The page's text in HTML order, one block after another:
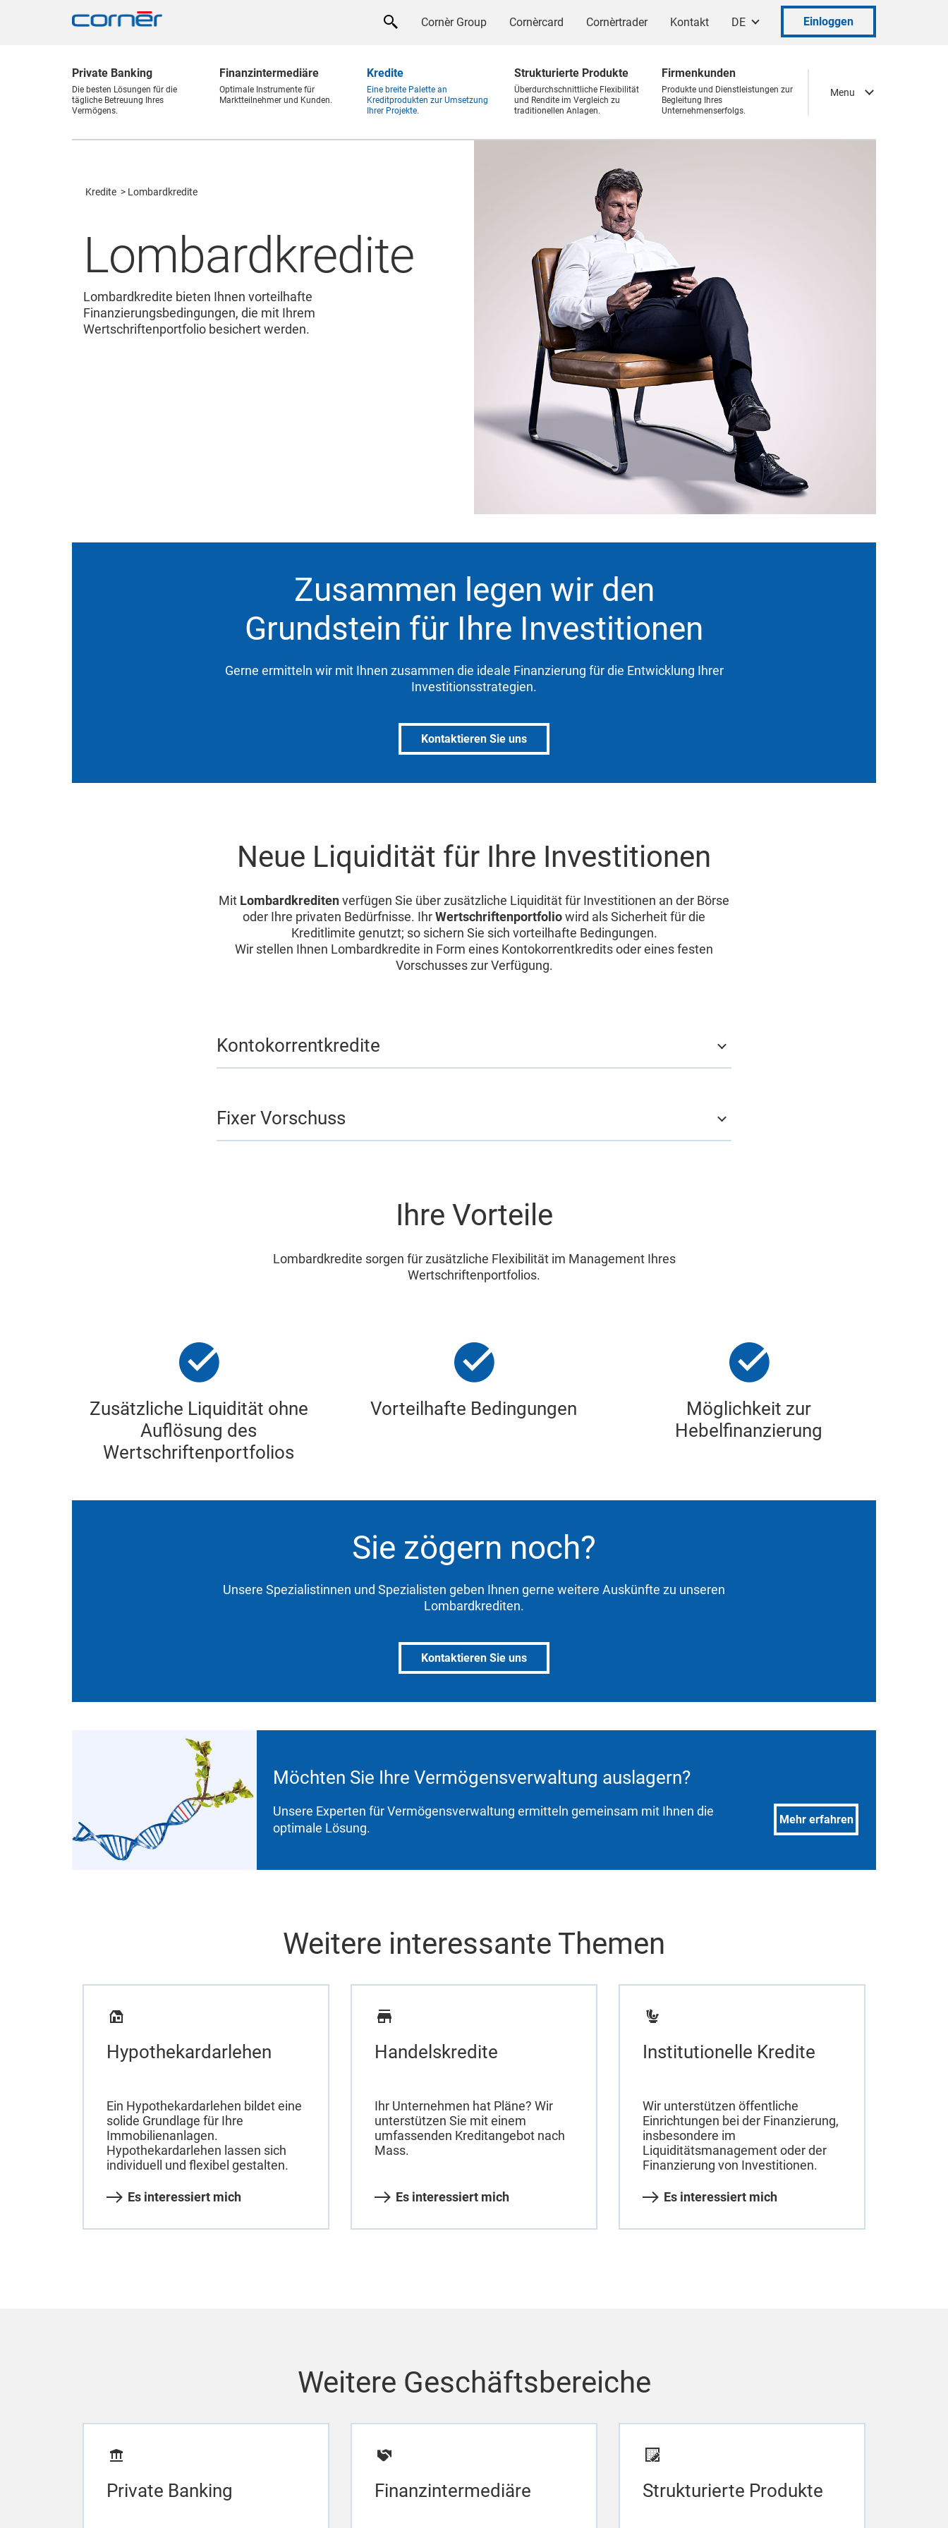
Cornèr Group Cornèrcard Cornèrtrader Kontakt DE Einloggen
Menu
Private Banking
Die besten Lösungen für die
tägliche Betreuung Ihres
Vermögens.
Finanzintermediäre
Optimale Instrumente für
Marktteilnehmer und Kunden.
Kredite
Eine breite Palette an
Kreditprodukten zur Umsetzung
Ihrer Projekte.
Strukturierte Produkte
Überdurchschnittliche Flexibilität
und Rendite im Vergleich zu
traditionellen Anlagen.
Firmenkunden
Produkte und Dienstleistungen zur
Begleitung Ihres
Unternehmenserfolgs.
Kredite Lombardkredite
Lombardkredite
Lombardkredite bieten Ihnen vorteilhafte
Finanzierungsbedingungen, die mit Ihrem
Wertschriftenportfolio besichert werden.
Zusammen legen wir den
Grundstein für Ihre Investitionen
Gerne ermitteln wir mit Ihnen zusammen die ideale Finanzierung für die Entwicklung Ihrer
Investitionsstrategien.
Kontaktieren Sie uns
Neue Liquidität für Ihre Investitionen
Mit Lombardkreditenverfügen Sie über zusätzliche Liquidität für Investitionen an der Börse
oder Ihre privaten Bedürfnisse. IhrWertschriftenportfoliowird als Sicherheit für die
Kreditlimite genutzt; so sichern Sie sich vorteilhafte Bedingungen.
Wir stellen Ihnen Lombardkredite in Form eines Kontokorrentkredits oder eines festen
Vorschusses zur Verfügung.
Kontokorrentkredite
Fixer Vorschuss
Ihre Vorteile
Lombardkredite sorgen für zusätzliche Flexibilität im Management Ihres
Wertschriftenportfolios.
Zusätzliche Liquidität ohne
Auflösung des
Wertschriftenportfolios
Vorteilhafte Bedingungen
Möglichkeit zur
Hebelfinanzierung
Sie zögern noch?
Unsere Spezialistinnen und Spezialisten geben Ihnen gerne weitere Auskünfte zu unseren
Lombardkrediten.
Kontaktieren Sie uns
Möchten Sie Ihre Vermögensverwaltung auslagern?
Unsere Experten für Vermögensverwaltung ermitteln gemeinsam mit Ihnen die
optimale Lösung.
Mehr erfahren
Weitere interessante Themen
Hypothekardarlehen
Ein Hypothekardarlehen bildet eine
solide Grundlage für Ihre
Immobilienanlagen.
Hypothekardarlehen lassen sich
individuell und flexibel gestalten.
Es interessiert mich
Handelskredite
Ihr Unternehmen hat Pläne? Wir
unterstützen Sie mit einem
umfassenden Kreditangebot nach
Mass.
Es interessiert mich
Institutionelle Kredite
Wir unterstützen öffentliche
Einrichtungen bei der Finanzierung,
insbesondere im
Liquiditätsmanagement oder der
Finanzierung von Investitionen.
Es interessiert mich
Weitere Geschäftsbereiche
Private Banking Finanzintermediäre Strukturierte Produkte